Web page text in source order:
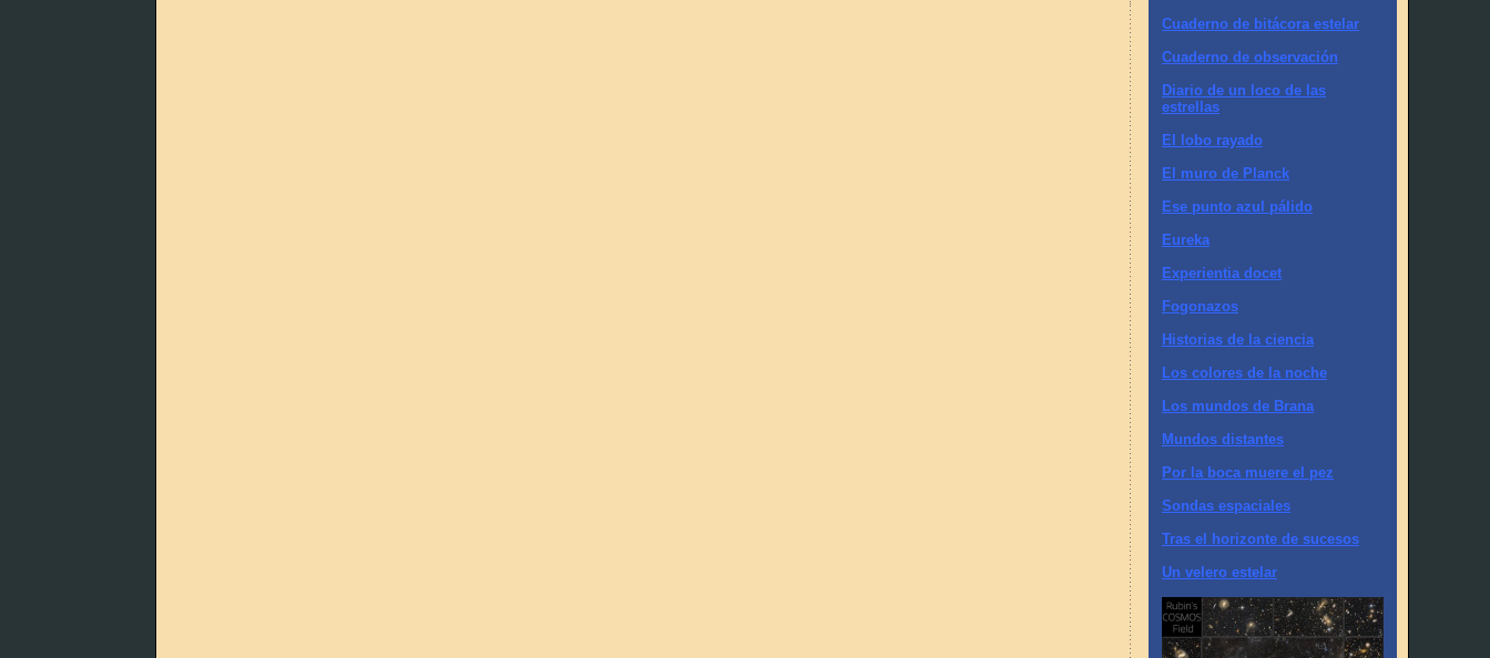
Cuaderno de bitácora estelar
Cuaderno de observación
Diario de un loco de las
estrellas
El lobo rayado
El muro de Planck
Ese punto azul pálido
Eureka
Experientia docet
Fogonazos
Historias de la ciencia
Los colores de la noche
Los mundos de Brana
Mundos distantes
Por la boca muere el pez
Sondas espaciales
Tras el horizonte de sucesos
Un velero estelar